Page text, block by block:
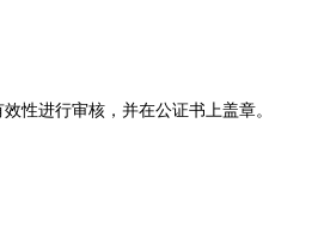
性进行审核，并在公证书上盖章。